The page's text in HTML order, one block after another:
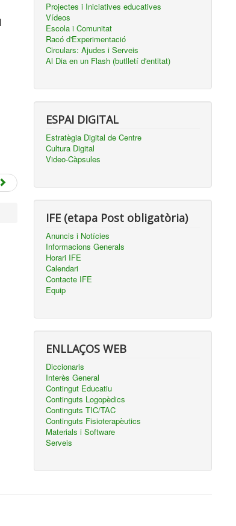
Projectes i Iniciatives educatives
Vídeos
Escola i Comunitat
Racó d'Experimentació
Circulars: Ajudes i Serveis
Al Dia en un Flash (butlletí d'entitat)
ESPAI DIGITAL
Estratègia Digital de Centre
Cultura Digital
Video-Càpsules
IFE (etapa Post obligatòria)
Anuncis i Notícies
Informacions Generals
Horari IFE
Calendari
Contacte IFE
Equip
ENLLAÇOS WEB
Diccionaris
Interès General
Contingut Educatiu
Continguts Logopèdics
Continguts TIC/TAC
Continguts Fisioterapèutics
Materials i Software
Serveis